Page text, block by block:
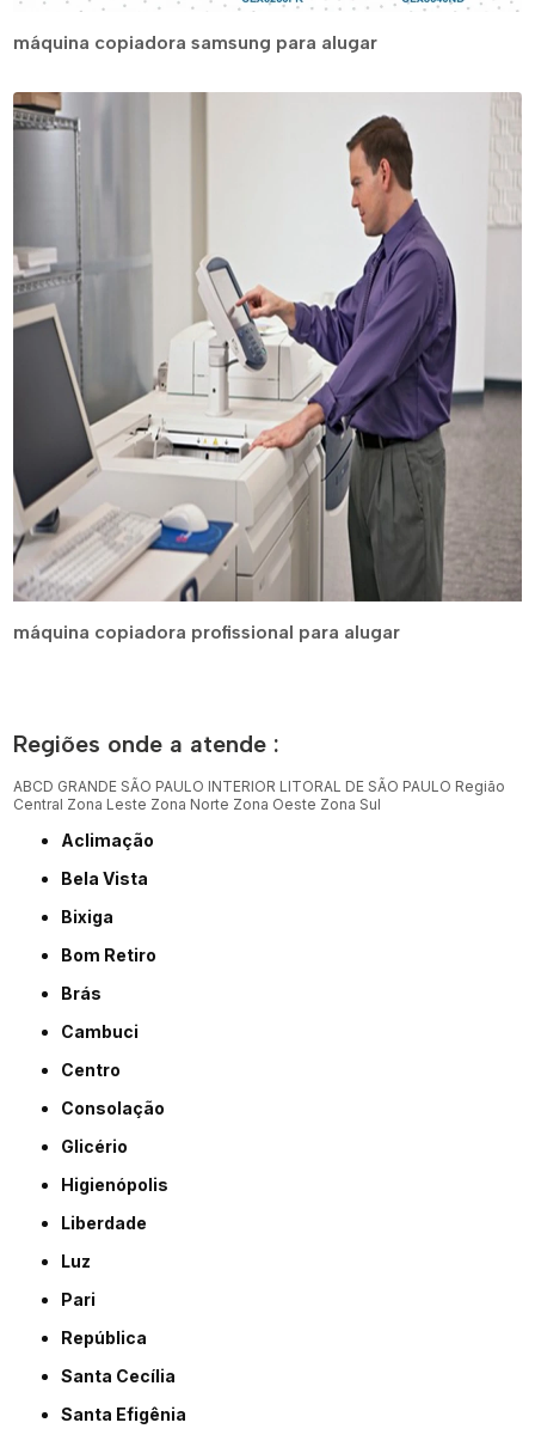
máquina copiadora samsung para alugar
máquina copiadora profissional para alugar
Regiões onde a atende :
ABCD GRANDE SÃO PAULO INTERIOR LITORAL DE SÃO PAULO Região
Central Zona Leste Zona Norte Zona Oeste Zona Sul
Aclimação
Bela Vista
Bixiga
Bom Retiro
Brás
Cambuci
Centro
Consolação
Glicério
Higienópolis
Liberdade
Luz
Pari
República
Santa Cecília
Santa Efigênia